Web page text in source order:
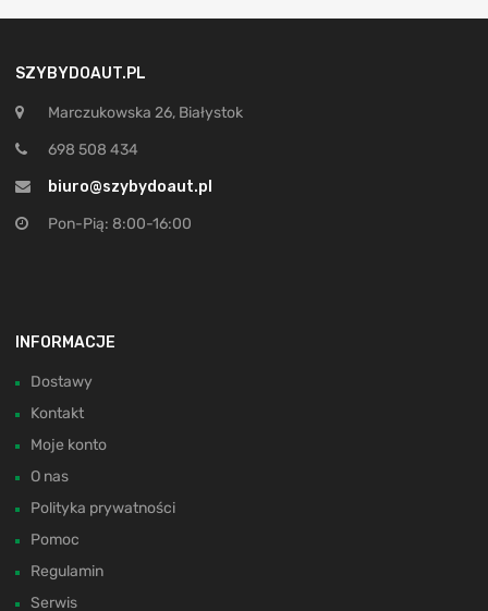
SZYBYDOAUT.PL
Marczukowska 26, Białystok
698 508 434
biuro@szybydoaut.pl
Pon-Pią: 8:00-16:00
INFORMACJE
Dostawy
Kontakt
Moje konto
O nas
Polityka prywatności
Pomoc
Regulamin
Serwis